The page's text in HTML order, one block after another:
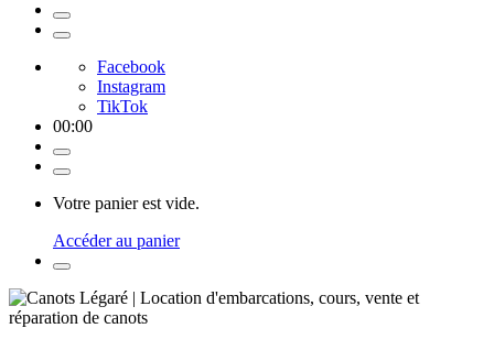
Facebook
Instagram
TikTok
00:00
Votre panier est vide.
Accéder au panier